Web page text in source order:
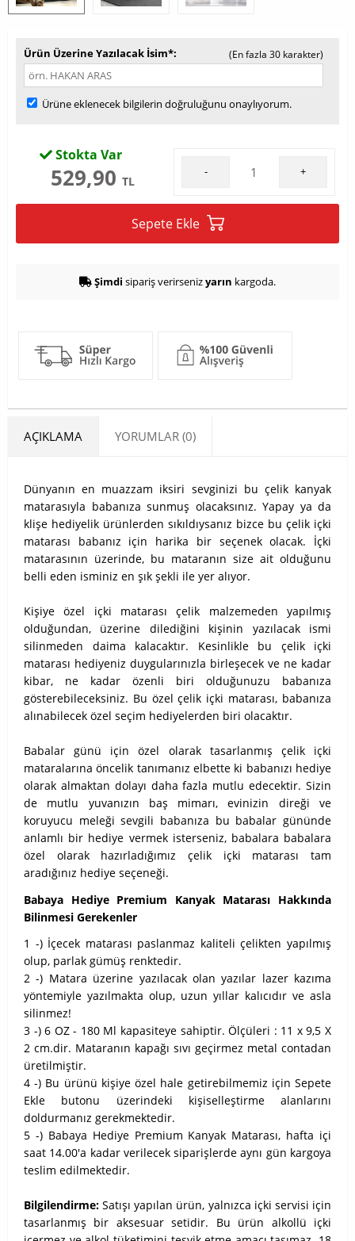
Ürün Üzerine Yazılacak İsim* (En fazla 30 karakter)
Ürüne eklenecek bilgilerin doğruluğunu onaylıyorum.
Stokta Var
529,90 TL
- +
Sepete Ekle
Şimdi sipariş verirsenizyarın kargoda.
AÇIKLAMA YORUMLAR (0)
Dünyanın en muazzam iksiri sevginizi bu çelik kanyak
matarasıyla babanıza sunmuş olacaksınız. Yapay ya da
klişe hediyelik ürünlerden sıkıldıysanız bizce bu çelik içki
matarası babanız için harika bir seçenek olacak. İçki
matarasının üzerinde, bu mataranın size ait olduğunu
belli eden isminiz en şık şekli ile yer alıyor.
Kişiye özel içki matarası çelik malzemeden yapılmış
olduğundan, üzerine dilediğini kişinin yazılacak ismi
silinmeden daima kalacaktır. Kesinlikle bu çelik içki
matarası hediyeniz duygularınızla birleşecek ve ne kadar
kibar, ne kadar özenli biri olduğunuzu babanıza
gösterebileceksiniz. Bu özel çelik içki matarası, babanıza
alınabilecek özel seçim hediyelerden biri olacaktır.
Babalar günü için özel olarak tasarlanmış çelik içki
mataralarına öncelik tanımanız elbette ki babanızı hediye
olarak almaktan dolayı daha fazla mutlu edecektir. Sizin
de mutlu yuvanızın baş mimarı, evinizin direği ve
koruyucu meleği sevgili babanıza bu babalar gününde
anlamlı bir hediye vermek isterseniz, babalara babalara
özel olarak hazırladığımız çelik içki matarası tam
aradığınız hediye seçeneği.
Babaya Hediye Premium Kanyak Matarası Hakkında
Bilinmesi Gerekenler
1 -) İçecek matarası paslanmaz kaliteli çelikten yapılmış
olup, parlak gümüş renktedir.
2 -) Matara üzerine yazılacak olan yazılar lazer kazıma
yöntemiyle yazılmakta olup, uzun yıllar kalıcıdır ve asla
silinmez!
3 -) 6 OZ - 180 Ml kapasiteye sahiptir. Ölçüleri : 11 x 9,5 X
2 cm.dir. Mataranın kapağı sıvı geçirmez metal contadan
üretilmiştir.
4 -) Bu ürünü kişiye özel hale getirebilmemiz için Sepete
Ekle butonu üzerindeki kişiselleştirme alanlarını
doldurmanız gerekmektedir.
5 -) Babaya Hediye Premium Kanyak Matarası, hafta içi
saat 14.00'a kadar verilecek siparişlerde aynı gün kargoya
teslim edilmektedir.
Bilgilendirme: Satışı yapılan ürün, yalnızca içki servisi için
tasarlanmış bir aksesuar setidir. Bu ürün alkollü içki